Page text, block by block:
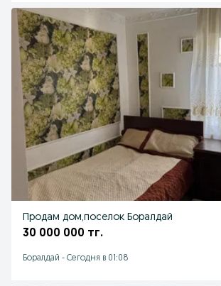
Продам дом,поселок Боралдай
30 000 000 тг.
Боралдай - Сегодня в 01:08